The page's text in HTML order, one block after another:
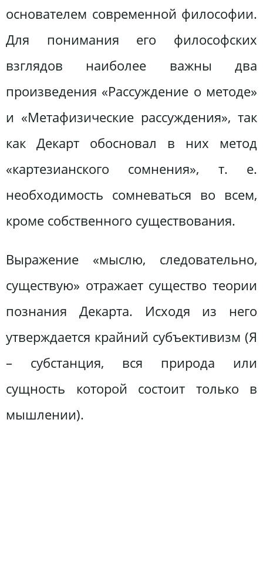
основателем современной философии.
Для понимания его философских
взглядов наиболее важны два
произведения «Рассуждение о методе»
и «Метафизические рассуждения», так
как Декарт обосновал в них метод
«картезианского сомнения», т. е.
необходимость сомневаться во всем,
кроме собственного существования.
Выражение «мыслю, следовательно,
существую» отражает существо теории
познания Декарта. Исходя из него
утверждается крайний субъективизм (Я
– субстанция, вся природа или
сущность которой состоит только в
мышлении).